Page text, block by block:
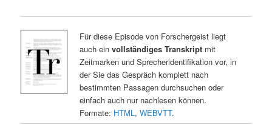
Für diese Episode von Forschergeist liegt
auch ein vollständiges Transkriptmit
Zeitmarken und Sprecheridentifikation vor, in
der Sie das Gespräch komplett nach
bestimmten Passagen durchsuchen oder
einfach auch nur nachlesen können.
Formate: HTML, WEBVTT.